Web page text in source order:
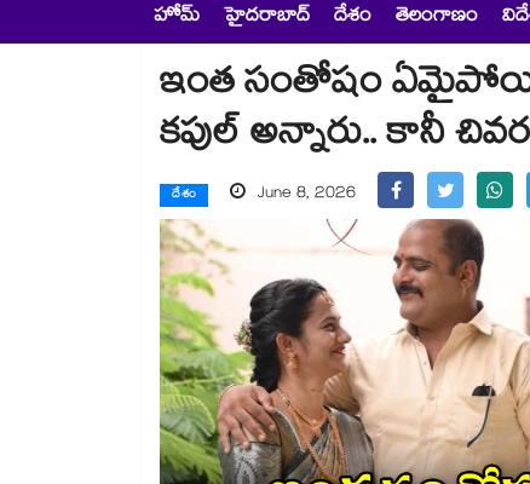
హోమ్ హైదరాబాద్ దేశం తెలంగాణం
ఇంత సంతోషం
కపుల్ అన్నారు.. కానీ
దేశం June 8, 2026